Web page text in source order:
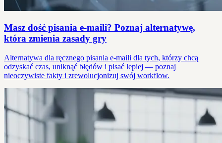
Masz dość pisania e-maili? Poznaj alternatywę,
która zmienia zasady gry
Alternatywa dla ręcznego pisania e-maili dla tych, którzy chcą
odzyskać czas, uniknąć błędów i pisać lepiej — poznaj
nieoczywiste fakty i zrewolucjonizuj swój workflow.